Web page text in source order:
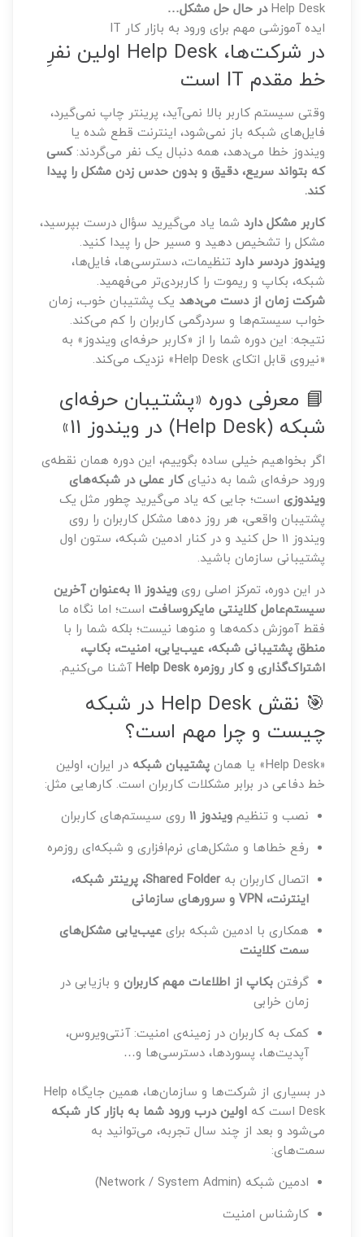
Help Desk در حال حل مشکل…
ایده آموزشی مهم برای ورود به بازار کار IT
در شرکت‌ها، Help Desk اولین نفرِ
خط مقدم IT است
وقتی سیستم کاربر بالا نمی‌آید، پرینتر چاپ نمی‌گیرد،
فایل‌های شبکه باز نمی‌شود، اینترنت قطع شده یا
ویندوز خطا می‌دهد، همه دنبال یک نفر می‌گردند:کسی
که بتواند سریع، دقیق و بدون حدس زدن مشکل را پیدا
کند.
کاربر مشکل دارد شما یاد می‌گیرید سؤال درست بپرسید،
مشکل را تشخیص دهید و مسیر حل را پیدا کنید.
ویندوز دردسر دارد تنظیمات، دسترسی‌ها، فایل‌ها،
شبکه، بکاپ و ریموت را کاربردی‌تر می‌فهمید.
شرکت زمان از دست می‌دهد یک پشتیبان خوب، زمان
خواب سیستم‌ها و سردرگمی کاربران را کم می‌کند.
نتیجه: این دوره شما را از «کاربر حرفه‌ای ویندوز» به
«نیروی قابل اتکای Help Desk» نزدیک می‌کند.
📘 معرفی دوره «پشتیبان حرفه‌ای
شبکه (Help Desk) در ویندوز 11»
اگر بخواهیم خیلی ساده بگوییم، این دوره همان نقطه‌ی
ورود حرفه‌ای شما به دنیایکار عملی در شبکه‌های
ویندوزیاست؛ جایی که یاد می‌گیرید چطور مثل یک
پشتیبان واقعی، هر روز ده‌ها مشکل کاربران را روی
ویندوز 11 حل کنید و در کنار ادمین شبکه، ستون اول
پشتیبانی سازمان باشید.
در این دوره، تمرکز اصلی روی
ویندوز 11 به‌عنوان آخرین
سیستم‌عامل کلاینتی مایکروسافتاست؛ اما نگاه ما
فقط آموزش دکمه‌ها و منوها نیست؛ بلکه شما را با
منطق پشتیبانی شبکه، عیب‌یابی، امنیت، بکاپ،
اشتراک‌گذاری و کار روزمره Help Desk
آشنا می‌کنیم.
🎯 نقش Help Desk در شبکه
چیست و چرا مهم است؟
«Help Desk» یا همان پشتیبان شبکه در ایران، اولین
خط دفاعی در برابر مشکلات کاربران است. کارهایی مثل:
نصب و تنظیم ویندوز 11
روی سیستم‌های کاربران
رفع خطاها و مشکل‌های نرم‌افزاری و شبکه‌ای روزمره
اتصال کاربران به
Shared Folder، پرینتر شبکه،
اینترنت، VPN و سرورهای سازمانی
همکاری با ادمین شبکه برای عیب‌یابی مشکل‌های
سمت کلاینت
گرفتن بکاپ از اطلاعات مهم کاربرانو بازیابی در
زمان خرابی
کمک به کاربران در زمینه‌ی امنیت: آنتی‌ویروس،
آپدیت‌ها، پسوردها، دسترسی‌ها و…
در بسیاری از شرکت‌ها و سازمان‌ها، همین جایگاه Help
Desk است که
اولین درب ورود شما به بازار کار شبکه
می‌شود و بعد از چند سال تجربه، می‌توانید به
سمت‌های:
ادمین شبکه (Network / System Admin)
کارشناس امنیت